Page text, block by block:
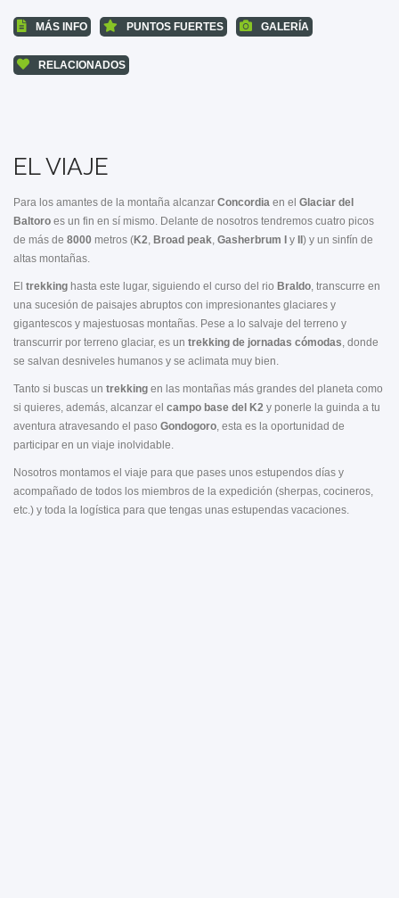
MÁS INFO PUNTOS FUERTES GALERÍA
RELACIONADOS
EL VIAJE
Para los amantes de la montaña alcanzar Concordia en el Glaciar del
Baltoro es un fin en sí mismo. Delante de nosotros tendremos cuatro picos
de más de 8000 metros (K2, Broad peak, Gasherbrum I y
) y un sinfín de
altas montañas.
El trekking hasta este lugar, siguiendo el curso del rio Braldo, transcurre en
una sucesión de paisajes abruptos con impresionantes glaciares y
gigantescos y majestuosas montañas. Pese a lo salvaje del terreno y
transcurrir por terreno glaciar, es un trekking de jornadas cómodas, donde
se salvan desniveles humanos y se aclimata muy bien.
Tanto si buscas un trekking en las montañas más grandes del planeta como
si quieres, además, alcanzar el campo base del K2 y ponerle la guinda a tu
aventura atravesando el paso Gondogoro, esta es la oportunidad de
participar en un viaje inolvidable.
Nosotros montamos el viaje para que pases unos estupendos días y
acompañado de todos los miembros de la expedición (sherpas, cocineros,
etc.) y toda la logística para que tengas unas estupendas vacaciones.